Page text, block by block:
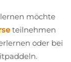
möchte
teilnehmen
oder bei